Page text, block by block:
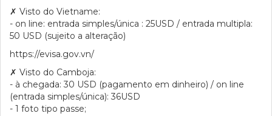
✗ Visto do Vietname:
- on line: entrada simples/única : 25USD / entrada multipla:
50 USD (sujeito a alteração)
https://evisa.gov.vn/
✗ Visto do Camboja:
- à chegada: 30 USD (pagamento em dinheiro) / on line
(entrada simples/única): 36USD
- 1 foto tipo passe;